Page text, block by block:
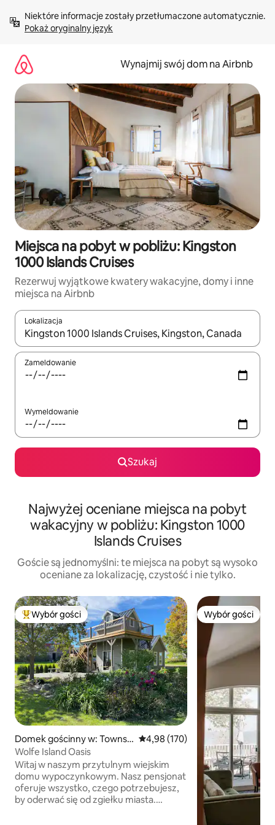
treści Pokaż oryginalny język
Wynajmij swój dom na Airbnb
Miejsca na pobyt w pobliżu: Kingston
1000 Islands Cruises
Rezerwuj wyjątkowe kwatery wakacyjne, domy i inne
miejsca na Airbnb
Lokalizacja
Gdy wyniki będą dostępne, możesz poruszać się po nich za
Zameldowanie
Wymeldowanie
Szukaj
Najwyżej oceniane miejsca na pobyt
wakacyjny w pobliżu: Kingston 1000
Islands Cruises
Goście są jednomyślni: te miejsca na pobyt są wysoko
oceniane za lokalizację, czystość i nie tylko.
Najpopularniejsze z kategorii Wybór gości
Wybór gości
Domek gościnny w: Townsh
ip Of Frontenac Islands
Średnia ocena: 4,98 na 5, liczba
4,98 (170)
Wolfe Island Oasis
Witaj w naszym przytulnym wiejskim
domu wypoczynkowym. Nasz pensjonat
oferuje wszystko, czego potrzebujesz,
by oderwać się od zgiełku miasta.
Wybór gości
Wybór gości